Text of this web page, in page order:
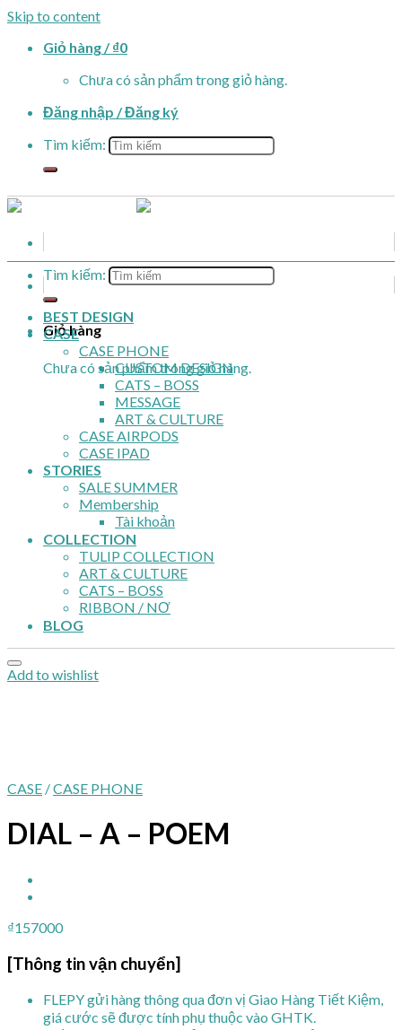
Skip to content
Giỏ hàng /₫0
Chưa có sản phẩm trong giỏ hàng.
Đăng nhập / Đăng ký
Tìm kiếm:
Tìm kiếm:
Giỏ hàng
Chưa có sản phẩm trong giỏ hàng.
BEST DESIGN
CASE
CASE PHONE
CUSTOM DESIGN
CATS – BOSS
MESSAGE
ART & CULTURE
CASE AIRPODS
CASE IPAD
STORIES
SALE SUMMER
Membership
Tài khoản
COLLECTION
TULIP COLLECTION
ART & CULTURE
CATS – BOSS
RIBBON / NƠ
BLOG
Add to wishlist
CASE /CASE PHONE
DIAL – A – POEM
₫157000
[Thông tin vận chuyển]
FLEPY gửi hàng thông qua đơn vị Giao Hàng Tiết Kiệm,
giá cước sẽ được tính phụ thuộc vào GHTK.